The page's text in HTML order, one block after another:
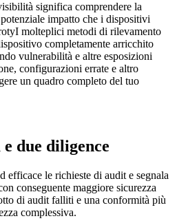
significa comprendere la
impatto che i dispositivi
molteplici metodi di rilevamento
completamente arricchito
vulnerabilità e altre esposizioni
configurazioni errate e altro
un quadro completo del tuo
due diligence
efficace le richieste di audit e segnala
conseguente maggiore sicurezza
di audit falliti e una conformità più
complessiva.